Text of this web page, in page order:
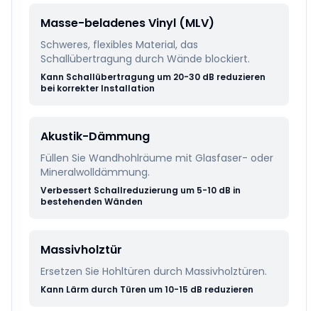
Masse-beladenes Vinyl (MLV)
Schweres, flexibles Material, das
Schallübertragung durch Wände blockiert.
Kann Schallübertragung um 20-30 dB reduzieren
bei korrekter Installation
Akustik-Dämmung
Füllen Sie Wandhohlräume mit Glasfaser- oder
Mineralwolldämmung.
Verbessert Schallreduzierung um 5-10 dB in
bestehenden Wänden
Massivholztür
Ersetzen Sie Hohltüren durch Massivholztüren.
Kann Lärm durch Türen um 10-15 dB reduzieren